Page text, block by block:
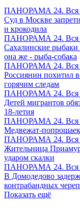
ПАНОРАМА 24. Вся
Суд в Москве
и крокодила
ПАНОРАМА 24. Вся
Сахалинские
она же - рыба-собака
ПАНОРАМА 24. Вся
Россиянин похитил
горячим следам
ПАНОРАМА 24. Вся
Детей мигрантов
18-летия
ПАНОРАМА 24. Вся
Медвежат-
ПАНОРАМА 24. Вся
Жительница
ударом скалки
ПАНОРАМА 24. Вся
В Домодедово
контрабандных
Показать ещё